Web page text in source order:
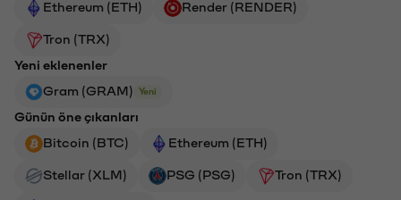
Ethereum (ETH) Render (RENDER)
Tron (TRX)
Yeni eklenenler
Gram (GRAM)
Yeni
Günün öne çıkanları
Bitcoin (BTC)
Ethereum (ETH)
Stellar (XLM) PSG (PSG) Tron (TRX)